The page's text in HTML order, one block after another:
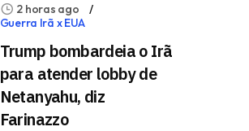
2 horas ago
Guerra Irã x EUA
Trump bombardeia o Irã
para atender lobby de
Netanyahu, diz
Farinazzo